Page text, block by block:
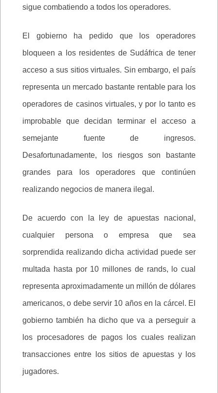
sigue combatiendo a todos los operadores.
El gobierno ha pedido que los operadores
bloqueen a los residentes de Sudáfrica de tener
acceso a sus sitios virtuales. Sin embargo, el país
representa un mercado bastante rentable para los
operadores de casinos virtuales, y por lo tanto es
improbable que decidan terminar el acceso a
semejante fuente de ingresos.
Desafortunadamente, los riesgos son bastante
grandes para los operadores que continúen
realizando negocios de manera ilegal.
De acuerdo con la ley de apuestas nacional,
cualquier persona o empresa que sea
sorprendida realizando dicha actividad puede ser
multada hasta por 10 millones de rands, lo cual
representa aproximadamente un millón de dólares
americanos, o debe servir 10 años en la cárcel. El
gobierno también ha dicho que va a perseguir a
los procesadores de pagos los cuales realizan
transacciones entre los sitios de apuestas y los
jugadores.